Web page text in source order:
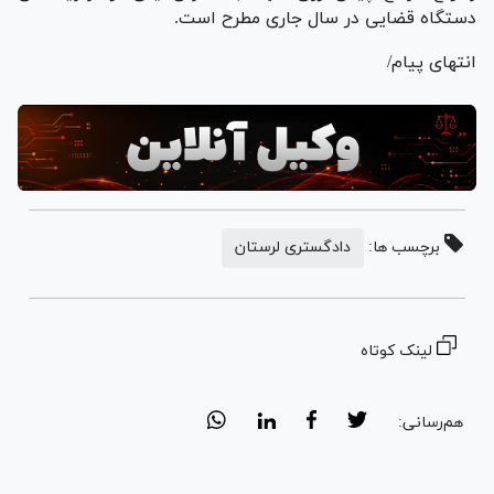
دستگاه قضایی در سال جاری مطرح است.
انتهای پیام/
برچسب ها: دادگستری لرستان
لینک کوتاه
هم‌رسانی: